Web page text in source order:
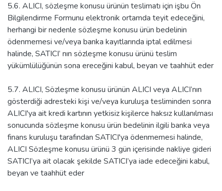
5.6. ALICI, sözleşme konusu ürünün teslimatı için işbu Ön
Bilgilendirme Formunu elektronik ortamda teyit edeceğini,
herhangi bir nedenle sözleşme konusu ürün bedelinin
ödenmemesi ve/veya banka kayıtlarında iptal edilmesi
halinde, SATICI’ nın sözleşme konusu ürünü teslim
yükümlülüğünün sona ereceğini kabul, beyan ve taahhüt eder
5.7. ALICI, Sözleşme konusu ürünün ALICI veya ALICI’nın
gösterdiği adresteki kişi ve/veya kuruluşa tesliminden sonra
ALICI'ya ait kredi kartının yetkisiz kişilerce haksız kullanılması
sonucunda sözleşme konusu ürün bedelinin ilgili banka veya
finans kuruluşu tarafından SATICI'ya ödenmemesi halinde,
ALICI Sözleşme konusu ürünü 3 gün içerisinde nakliye gideri
SATICI’ya ait olacak şekilde SATICI’ya iade edeceğini kabul,
beyan ve taahhüt eder